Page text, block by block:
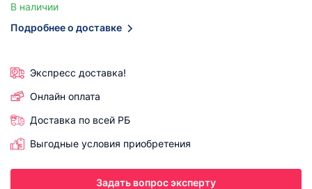
В наличии
Подробнее о доставке
Экспресс доставка!
Онлайн оплата
Доставка по всей РБ
Выгодные условия приобретения
Задать вопрос эксперту